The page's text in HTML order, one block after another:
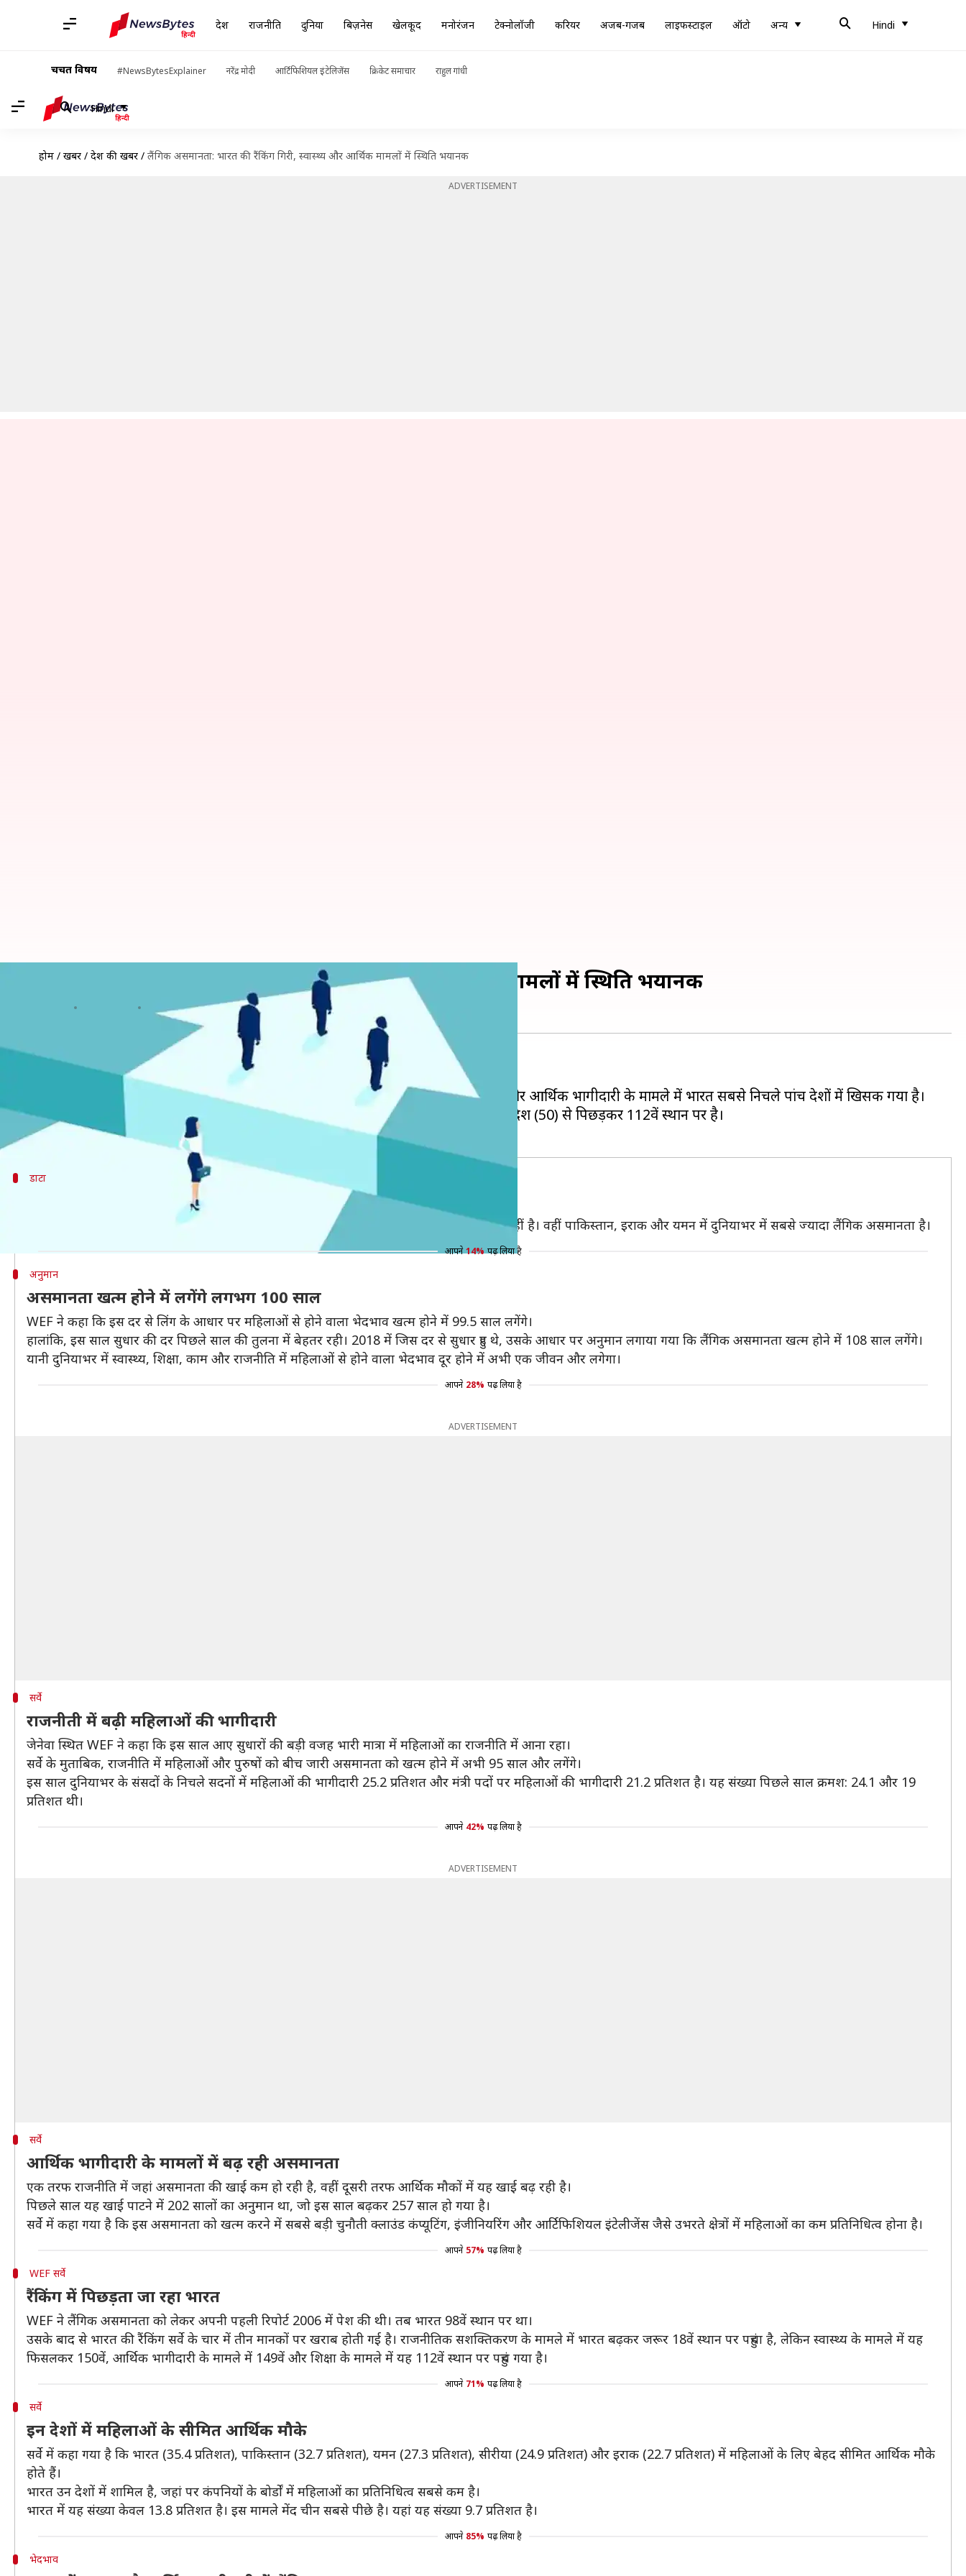
देश राजनीति दुनिया बिज़नेस खेलकूद मनोरंजन टेक्नोलॉजी करियर अजब-गजब लाइफस्टाइल ऑटो अन्य Hindi
चर्चित विषय #NewsBytesExplainer नरेंद्र मोदी आर्टिफिशियल इंटेलिजेंस क्रिकेट समाचार राहुल गांधी
Hindi
होम / खबरें / देश की खबरें / लैंगिक असमानता: भारत की रैंकिंग गिरी, स्वास्थ्य और आर्थिक मामलों में स्थिति भयानक
ADVERTISEMENT
लैंगिक असमानता: भारत की रैंकिंग गिरी, स्वास्थ्य और आर्थिक मामलों में स्थिति भयानक
12:42 pm
क्या है खबर?
लैंगिक असमानता के मामले में भारत दुनियाभर में पिछड़कर 112वें स्थान पर पहुंच गया है।
वर्ल्ड इकॉनोमिक फोरम (WEF) के सर्वे में इस बात का खुलासा हुआ है। सर्वे के मुताबिक, स्वास्थ्य और आर्थिक भागीदारी के मामले में भारत सबसे निचले पांच देशों में खिसक गया है।
लैंगिक असमानता में भारत, चीन (106), श्रीलंका (102), नेपाल (101) इंडोनेशिया (85) और बांग्लादेश (50) से पिछड़कर 112वें स्थान पर है।
डाटा
आईलैंड में सबसे कम भेदभाव- सर्वे
मंगलवार को जारी हुए इस सर्वे के मुताबिक, आईलैंड ऐसा देश है, जहां लैंगिक आधार पर कोई असमानता नहीं है। वहीं पाकिस्तान, इराक और यमन में दुनियाभर में सबसे ज्यादा लैंगिक असमानता है।
आपने 14% पढ़ लिया है
अनुमान
असमानता खत्म होने में लगेंगे लगभग 100 साल
WEF ने कहा कि इस दर से लिंग के आधार पर महिलाओं से होने वाला भेदभाव खत्म होने में 99.5 साल लगेंगे।
हालांकि, इस साल सुधार की दर पिछले साल की तुलना में बेहतर रही। 2018 में जिस दर से सुधार हुए थे, उसके आधार पर अनुमान लगाया गया कि लैंगिक असमानता खत्म होने में 108 साल लगेंगे।
यानी दुनियाभर में स्वास्थ्य, शिक्षा, काम और राजनीति में महिलाओं से होने वाला भेदभाव दूर होने में अभी एक जीवन और लगेगा।
आपने 28% पढ़ लिया है
ADVERTISEMENT
सर्वे
राजनीती में बढ़ी महिलाओं की भागीदारी
जेनेवा स्थित WEF ने कहा कि इस साल आए सुधारों की बड़ी वजह भारी मात्रा में महिलाओं का राजनीति में आना रहा।
सर्वे के मुताबिक, राजनीति में महिलाओं और पुरुषों को बीच जारी असमानता को खत्म होने में अभी 95 साल और लगेंगे।
इस साल दुनियाभर के संसदों के निचले सदनों में महिलाओं की भागीदारी 25.2 प्रतिशत और मंत्री पदों पर महिलाओं की भागीदारी 21.2 प्रतिशत है। यह संख्या पिछले साल क्रमश: 24.1 और 19
प्रतिशत थी।
आपने 42% पढ़ लिया है
ADVERTISEMENT
सर्वे
आर्थिक भागीदारी के मामलों में बढ़ रही असमानता
एक तरफ राजनीति में जहां असमानता की खाई कम हो रही है, वहीं दूसरी तरफ आर्थिक मौकों में यह खाई बढ़ रही है।
पिछले साल यह खाई पाटने में 202 सालों का अनुमान था, जो इस साल बढ़कर 257 साल हो गया है।
सर्वे में कहा गया है कि इस असमानता को खत्म करने में सबसे बड़ी चुनौती क्लाउंड कंप्यूटिंग, इंजीनियरिंग और आर्टिफिशियल इंटेलीजेंस जैसे उभरते क्षेत्रों में महिलाओं का कम प्रतिनिधित्व होना है।
आपने 57% पढ़ लिया है
WEF सर्वे
रैंकिंग में पिछड़ता जा रहा भारत
WEF ने लैंगिक असमानता को लेकर अपनी पहली रिपोर्ट 2006 में पेश की थी। तब भारत 98वें स्थान पर था।
उसके बाद से भारत की रैंकिंग सर्वे के चार में तीन मानकों पर खराब होती गई है। राजनीतिक सशक्तिकरण के मामले में भारत बढ़कर जरूर 18वें स्थान पर पहुंचा है, लेकिन स्वास्थ्य के मामले में यह
फिसलकर 150वें, आर्थिक भागीदारी के मामले में 149वें और शिक्षा के मामले में यह 112वें स्थान पर पहुंच गया है।
आपने 71% पढ़ लिया है
सर्वे
इन देशों में महिलाओं के सीमित आर्थिक मौके
सर्वे में कहा गया है कि भारत (35.4 प्रतिशत), पाकिस्तान (32.7 प्रतिशत), यमन (27.3 प्रतिशत), सीरीया (24.9 प्रतिशत) और इराक (22.7 प्रतिशत) में महिलाओं के लिए बेहद सीमित आर्थिक मौके
होते हैं।
भारत उन देशों में शामिल है, जहां पर कंपनियों के बोर्डों में महिलाओं का प्रतिनिधित्व सबसे कम है।
भारत में यह संख्या केवल 13.8 प्रतिशत है। इस मामले मेंद चीन सबसे पीछे है। यहां यह संख्या 9.7 प्रतिशत है।
आपने 85% पढ़ लिया है
भेदभाव